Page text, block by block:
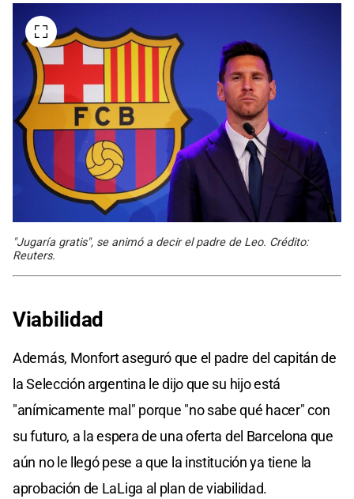
"Jugaría gratis", se animó a decir el padre de Leo. Crédito:
Reuters.
Viabilidad
Además, Monfort aseguró que el padre del capitán de
la Selección argentina le dijo que su hijo está
"anímicamente mal" porque "no sabe qué hacer" con
su futuro, a la espera de una oferta del Barcelona que
aún no le llegó pese a que la institución ya tiene la
aprobación de LaLiga al plan de viabilidad.